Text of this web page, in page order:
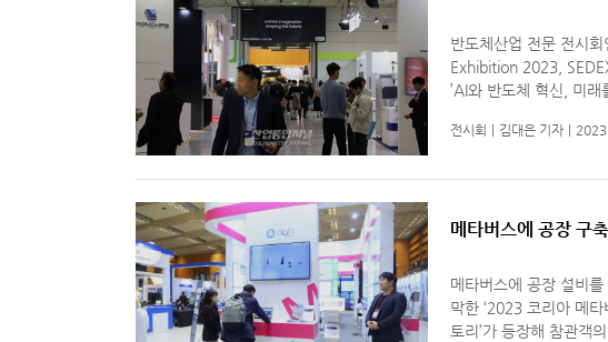
반도체산업 전문 전시
Exhibition 2023,
’AI와 반도체 혁신, 미래
전 분야의
전시회 김대은 기자
메타버스에 공장 구
메타버스에 공장 설비를 옮겨 이상을
막한 ‘2023 코리아 메
토리’가 등장해 참관객의 관심을 끌었다. 메